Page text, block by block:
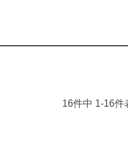
16件中 1-16件